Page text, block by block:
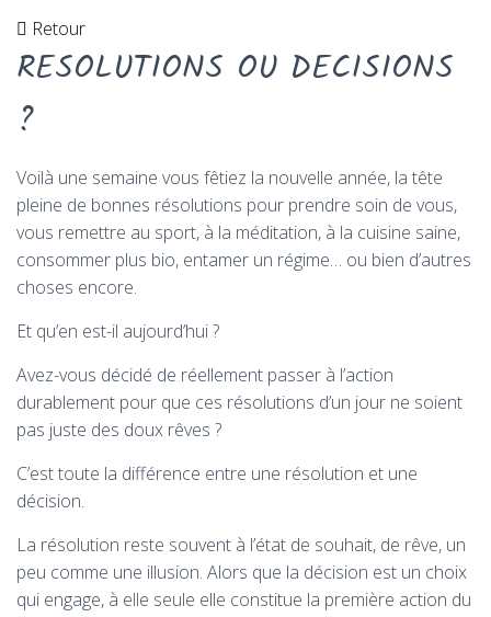
Retour
RESOLUTIONS OU DECISIONS
?
Voilà une semaine vous fêtiez la nouvelle année, la tête
pleine de bonnes résolutions pour prendre soin de vous,
vous remettre au sport, à la méditation, à la cuisine saine,
consommer plus bio, entamer un régime… ou bien d’autres
choses encore.
Et qu’en est-il aujourd’hui ?
Avez-vous décidé de réellement passer à l’action
durablement pour que ces résolutions d’un jour ne soient
pas juste des doux rêves ?
C’est toute la différence entre une résolution et une
décision.
La résolution reste souvent à l’état de souhait, de rêve, un
peu comme une illusion. Alors que la décision est un choix
qui engage, à elle seule elle constitue la première action du